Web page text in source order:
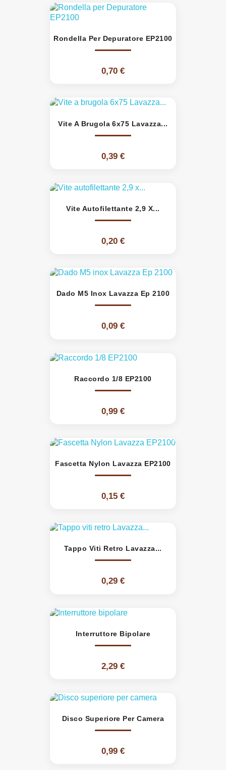
Rondella Per Depuratore EP2100
0,70 €
Vite A Brugola 6x75 Lavazza...
0,39 €
Vite Autofilettante 2,9 X...
0,20 €
Dado M5 Inox Lavazza Ep 2100
0,09 €
Raccordo 1/8 EP2100
0,99 €
Fascetta Nylon Lavazza EP2100
0,15 €
Tappo Viti Retro Lavazza...
0,29 €
Interruttore Bipolare
2,29 €
Disco Superiore Per Camera
0,99 €